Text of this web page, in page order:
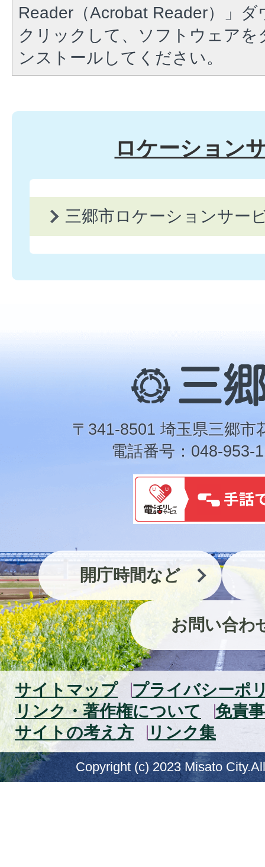
Reader（Acrobat Reader）」
クリックして、ソフトウェア
ンストールしてください。
ロケーション
三郷市ロケーションサー
三
郷
市
〒341-8501 埼玉県三郷市
電話番号：048-953-
開庁時間など
お問い合わ
サイトマップ
プライバシーポ
リンク・著作権について
免責
サイトの考え方
リンク集
Copyright (c) 2023 Misato